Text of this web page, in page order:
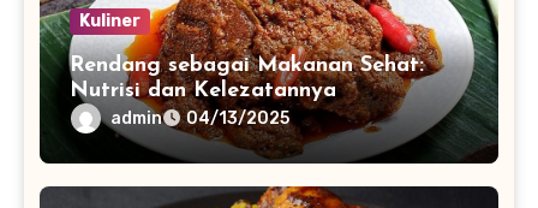
Kuliner
Rendang sebagai Makanan Sehat:
Nutrisi dan Kelezatannya
admin 04/13/2025